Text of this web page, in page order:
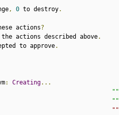
, 0 to destroy.
actions?
actions described above.
to approve.
: Creating...
""
""